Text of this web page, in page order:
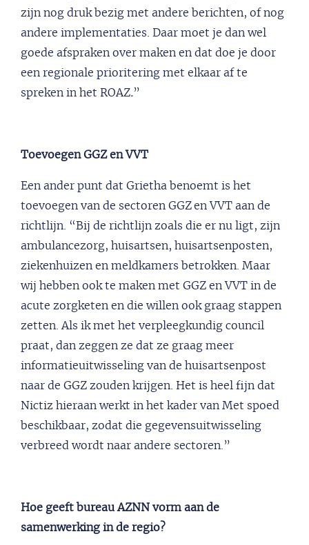
zijn nog druk bezig met andere berichten, of nog
andere implementaties. Daar moet je dan wel
goede afspraken over maken en dat doe je door
een regionale prioritering met elkaar af te
spreken in het ROAZ.”
Toevoegen GGZ en VVT
Een ander punt dat Grietha benoemt is het
toevoegen van de sectoren GGZ en VVT aan de
richtlijn. “Bij de richtlijn zoals die er nu ligt, zijn
ambulancezorg, huisartsen, huisartsenposten,
ziekenhuizen en meldkamers betrokken. Maar
wij hebben ook te maken met GGZ en VVT in de
acute zorgketen en die willen ook graag stappen
zetten. Als ik met het verpleegkundig council
praat, dan zeggen ze dat ze graag meer
informatieuitwisseling van de huisartsenpost
naar de GGZ zouden krijgen. Het is heel fijn dat
Nictiz hieraan werkt in het kader van Met spoed
beschikbaar, zodat die gegevensuitwisseling
verbreed wordt naar andere sectoren.”
Hoe geeft bureau AZNN vorm aan de
samenwerking in de regio?